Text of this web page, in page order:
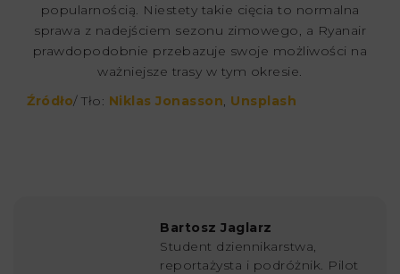
popularnością. Niestety takie cięcia to normalna
sprawa z nadejściem sezonu zimowego, a Ryanair
prawdopodobnie przebazuje swoje możliwości na
ważniejsze trasy w tym okresie.
Źródło/ Tło: Niklas Jonasson Unsplash
Bartosz Jaglarz
Student dziennikarstwa,
reportażysta i podróżnik. Pilot